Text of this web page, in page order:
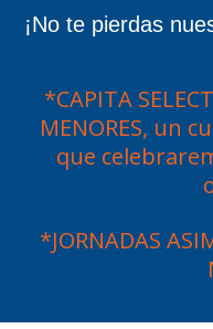
¡No te pierdas
*CAPITA
MENORES, un
que
*JORNADAS